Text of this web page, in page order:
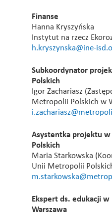
Finanse
Hanna Kryszyńska
Instytut na rzecz
h.kryszynska@ine-
Subkoordynator
Polskich
Igor Zachariasz
Metropolii Polskich w
Asystentka projektu
Polskich
Maria Starkowska
Unii Metropolii
Ekspert ds. edukacji
Warszawa